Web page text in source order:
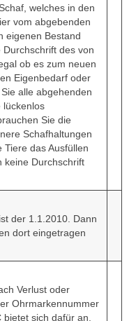
welches in den
vom abgebenden
eigenen Bestand
des von
ob es zum neuen
Eigenbedarf oder
alle abgehenden
lückenlos
Sie die
Schafhaltungen
das Ausfüllen
keine Durchschrift
der 1.1.2010. Dann
dort eingetragen
Verlust oder
Ohrmarkennummer
sich dafür an.